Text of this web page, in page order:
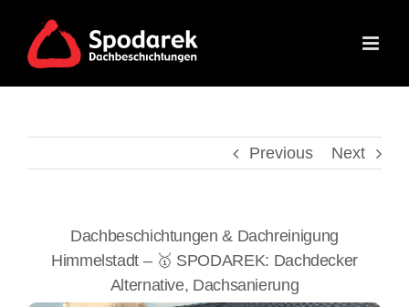
content
Previous Next
Dachbeschichtungen & Dachreinigung
Himmelstadt – 🥇 SPODAREK: Dachdecker
Alternative, Dachsanierung